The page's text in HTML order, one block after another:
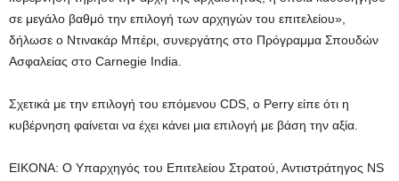
σε μεγάλο βαθμό την επιλογή των αρχηγών του επιτελείου»,
δήλωσε ο Ντινακάρ Μπέρι, συνεργάτης στο Πρόγραμμα Σπουδών
Ασφαλείας στο Carnegie India.
Σχετικά με την επιλογή του επόμενου CDS, ο Perry είπε ότι η
κυβέρνηση φαίνεται να έχει κάνει μια επιλογή με βάση την αξία.
ΕΙΚΟΝΑ: Ο Υπαρχηγός του Επιτελείου Στρατού, Αντιστράτηγος NS